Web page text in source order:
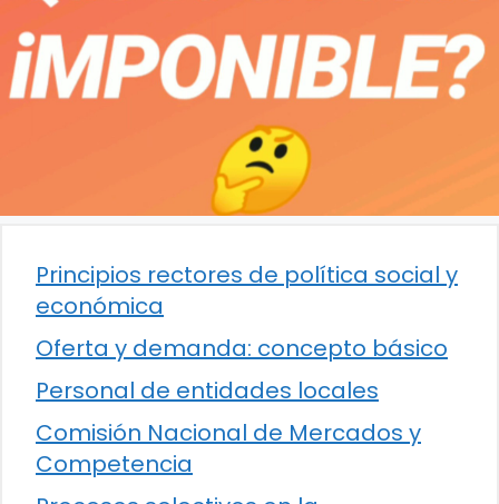
Principios rectores de política social y
económica
Oferta y demanda: concepto básico
Personal de entidades locales
Comisión Nacional de Mercados y
Competencia